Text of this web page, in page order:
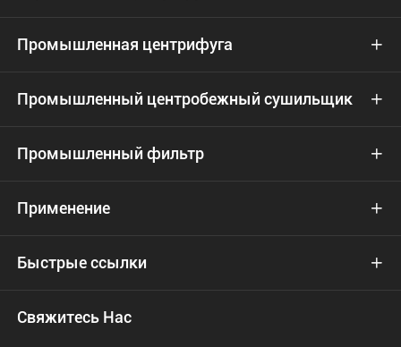
Промышленная центрифуга 
Промышленный центробежный сушильщик 
Промышленный фильтр 
Применение 
Быстрые ссылки 
Свяжитесь Нас